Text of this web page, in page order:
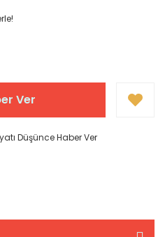
Ver
Düşünce Haber Ver